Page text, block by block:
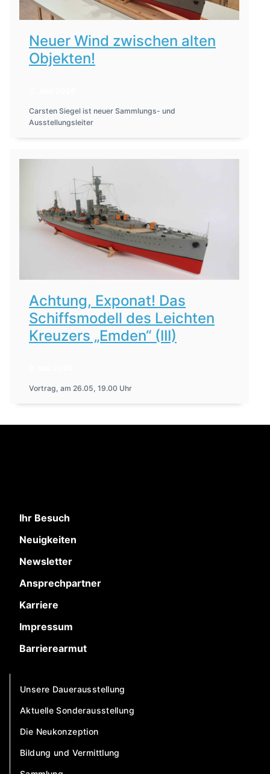
Neuer Wind zwischen alten
Objekten!
Carsten Siegel ist neuer Sammlungs- und
Ausstellungsleiter
Achtung, Exponat! Das
Schiffsmodell des Leichten
Kreuzers „Emden“ (III)
Vortrag, am 26.05, 19.00 Uhr
Ihr Besuch
Neuigkeiten
Newsletter
Ansprechpartner
Karriere
Impressum
Barrierearmut
Unsere Dauerausstellung
Aktuelle Sonderausstellung
Die Neukonzeption
Bildung und Vermittlung